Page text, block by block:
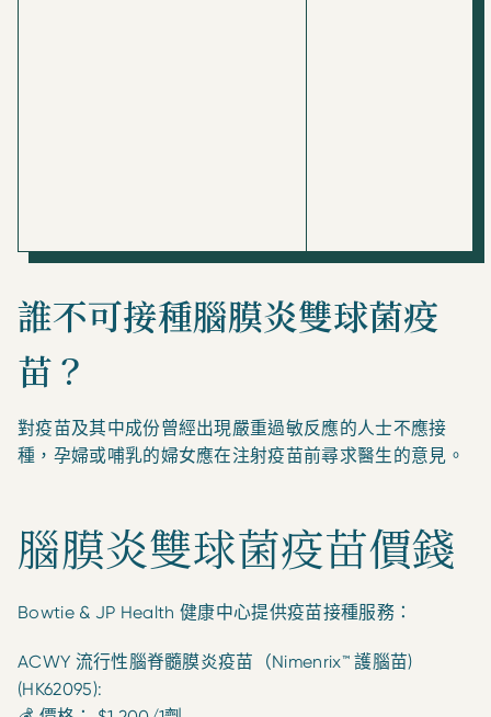
誰不可接種腦膜炎雙球菌疫
苗？
對疫苗及其中成份曾經出現嚴重過敏反應的人士不應接
種，孕婦或哺乳的婦女應在注射疫苗前尋求醫生的意見。
腦膜炎雙球菌疫苗價錢
Bowtie & JP Health 健康中心提供疫苗接種服務：
ACWY 流行性腦脊髓膜炎疫苗（Nimenrix™ 護腦苗)
(HK62095):